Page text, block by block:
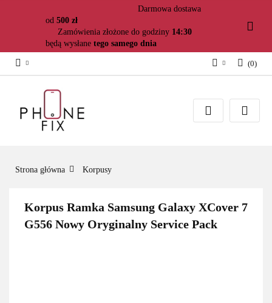
Darmowa dostawa
od 500 zł
Zamówienia złożone do godziny 14:30
będą wysłane tego samego dnia
Załóż konto
(0)
Strona główna Korpusy
Korpus Ramka Samsung Galaxy XCover 7
G556 Nowy Oryginalny Service Pack